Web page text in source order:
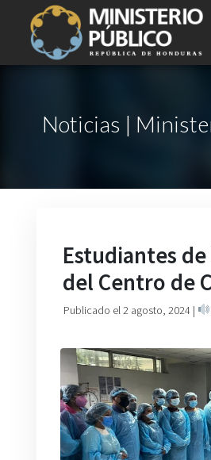
Noticias |
Estudiantes
del Centro de
Publicado el 2 agosto, 2024 |